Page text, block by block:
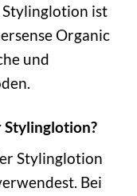
Stylinglotion ist
Organic
und
Stylinglotion?
Stylinglotion
Bei